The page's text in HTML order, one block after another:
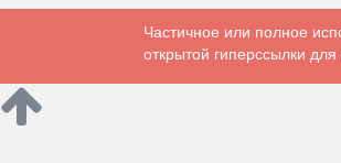
Частичное или полное
открытой гиперссылки